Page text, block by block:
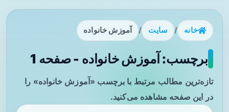
خانه / سایت / آموزش خانواده
برچسب: آموزش خانواده - صفحه 1
تازه‌ترین مطالب مرتبط با برچسب «آموزش خانواده» را
در این صفحه مشاهده می‌کنید.